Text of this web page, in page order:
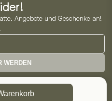
Angebote und Geschenke an!
WERDEN